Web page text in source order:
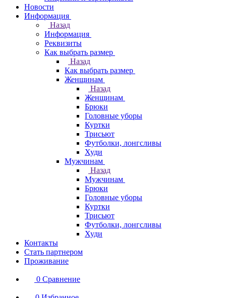
Новости
Информация
Назад
Информация
Реквизиты
Как выбрать размер
Назад
Как выбрать размер
Женщинам
Назад
Женщинам
Брюки
Головные уборы
Куртки
Трисьют
Футболки, лонгсливы
Худи
Мужчинам
Назад
Мужчинам
Брюки
Головные уборы
Куртки
Трисьют
Футболки, лонгсливы
Худи
Контакты
Стать партнером
Проживание
0 Сравнение